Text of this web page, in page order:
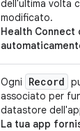
dell'ultima volta
modificato.
Health Connect
Ogni Record
associato per
datastore
La tua app